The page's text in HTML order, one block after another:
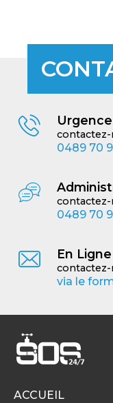
Urgence
0489 70
0489 70
En Ligne
via le
ACCUEIL